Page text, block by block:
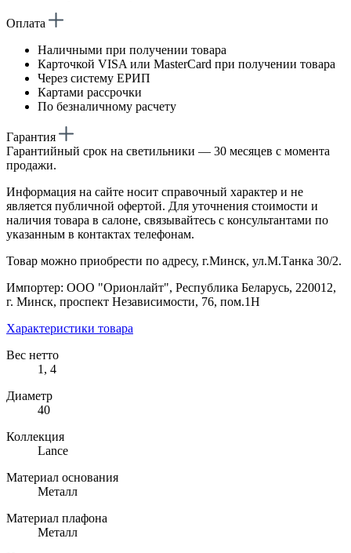
Оплата
Наличными при получении товара
Карточкой VISA или MasterCard при получении товара
Через систему ЕРИП
Картами рассрочки
По безналичному расчету
Гарантия
Гарантийный срок на светильники — 30 месяцев с момента
продажи.
Информация на сайте носит справочный характер и не
является публичной офертой. Для уточнения стоимости и
наличия товара в салоне, связывайтесь с консультантами по
указанным в контактах телефонам.
Товар можно приобрести по адресу, г.Минск, ул.М.Танка 30/2.
Импортер: ООО "Орионлайт", Республика Беларусь, 220012,
г. Минск, проспект Независимости, 76, пом.1Н
Характеристики товара
Вес нетто
1, 4
Диаметр
40
Коллекция
Lance
Материал основания
Металл
Материал плафона
Металл